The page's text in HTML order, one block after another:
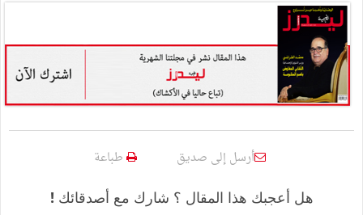
أرسل إلى صديق طباعة
هل أعجبك هذا المقال ؟ شارك مع أصدقائك !